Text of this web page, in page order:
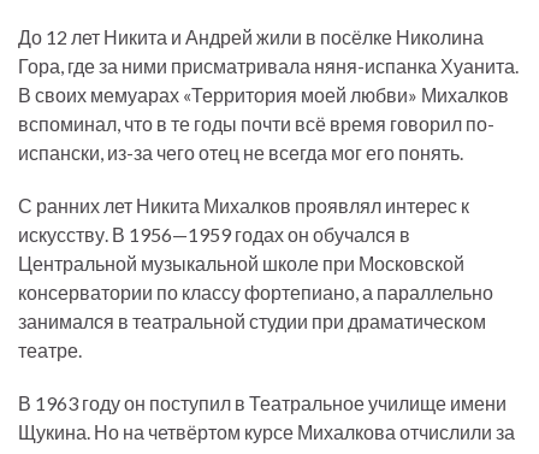
До 12 лет Никита и Андрей жили в посёлке Николина
Гора, где за ними присматривала няня-испанка Хуанита.
В своих мемуарах «Территория моей любви» Михалков
вспоминал, что в те годы почти всё время говорил по-
испански, из-за чего отец не всегда мог его понять.
С ранних лет Никита Михалков проявлял интерес к
искусству. В 1956—1959 годах он обучался в
Центральной музыкальной школе при Московской
консерватории по классу фортепиано, а параллельно
занимался в театральной студии при драматическом
театре.
В 1963 году он поступил в Театральное училище имени
Щукина. Но на четвёртом курсе Михалкова отчислили за